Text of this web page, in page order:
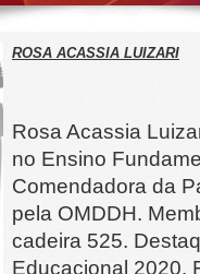
ROSA ACASSIA LUIZARI
Rosa Acassia
no Ensino
Comendadora da
pela OMDDH.
cadeira 525.
Educacional 2020.